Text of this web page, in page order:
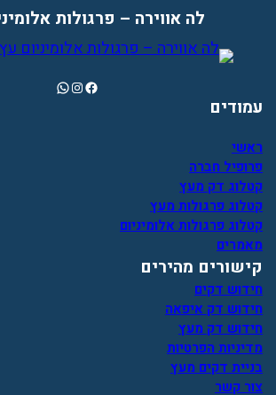
לה אווירה – פרגולות
Facebook
Instagram
WhatsApp
עמודים
ראשי
פרופיל חברה
קטלוג דק מעץ
קטלוג פרגולות מעץ
קטלוג פרגולות אלומיניום
מאמרים
קישורים מהירים
חידוש דקים
חידוש דק איפאה
חידוש דק מעץ
מדיניות הפרטיות
בניית דקים מעץ
צור קשר